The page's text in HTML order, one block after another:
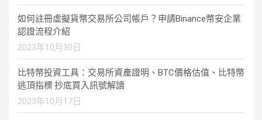
如何註冊虛擬貨幣交易所公司帳戶？申請Binance幣安企業
認證流程介紹
2023年10月30日
比特幣投資工具：交易所資產證明、BTC價格估值、比特幣
逃頂指標·抄底買入訊號解讀
2023年10月17日